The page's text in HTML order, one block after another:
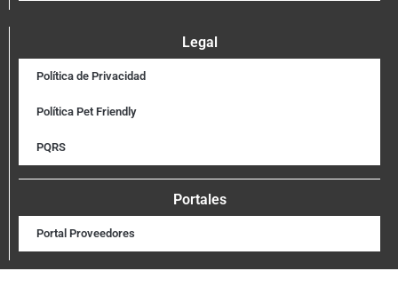
Legal
Política de Privacidad
Política Pet Friendly
PQRS
Portales
Portal Proveedores